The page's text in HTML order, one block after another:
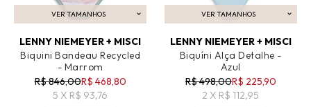
VER TAMANHOS
ADICIONAR AO CARRINHO
LENNY NIEMEYER + MISCI
Biquini Bandeau Recycled
- Marrom
R$ 846,00R$ 468,80
5 X R$ 93,76
VER TAMANHOS
ADICIONAR AO CARRINHO
LENNY NIEMEYER + MISCI
Biquíni Alça Detalhe -
Azul
R$ 498,00R$ 225,90
2 X R$ 112,95